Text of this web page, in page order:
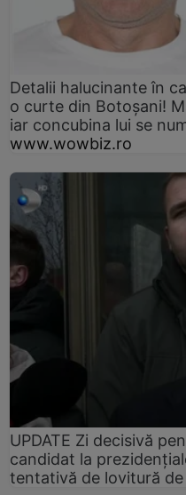
Detalii halucinante în
o curte din Botoșani!
iar concubina lui se
www.wowbiz.ro
UPDATE Zi decisivă
candidat la
tentativă de lovitură